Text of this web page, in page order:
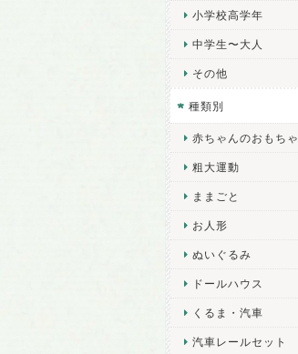
小学校高学年
中学生〜大人
その他
種類別
赤ちゃんのおもちゃ
粗大運動
ままごと
お人形
ぬいぐるみ
ドールハウス
くるま・汽車
汽車レールセット